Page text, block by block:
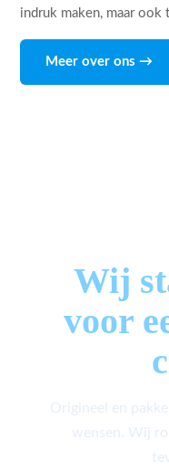
indruk maken, maar
Meer over ons →
Wij
voor
Origineel en
wensen. Wij